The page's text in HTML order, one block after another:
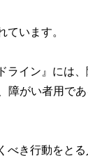
ています。
ライン』には
障がい者用で
べき行動をとる